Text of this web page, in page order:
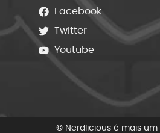
Facebook
Twitter
Youtube
© Nerdlicious é mais